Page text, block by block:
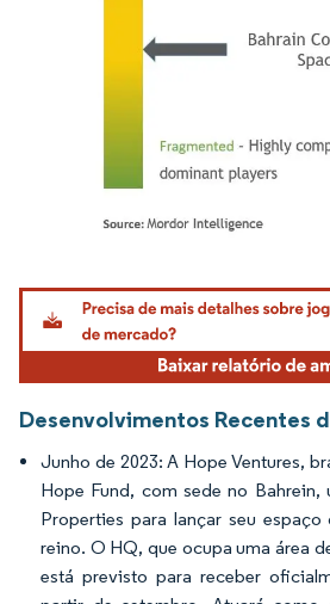
Imagem © Mordor Intelligence. O reuso requer
Desenvolvimentos Recentes
Junho de 2023: A Hope Ventures,
Hope Fund, com sede no Bahrein,
Properties para lançar seu
reino. O HQ, que ocupa uma área
está previsto para receber